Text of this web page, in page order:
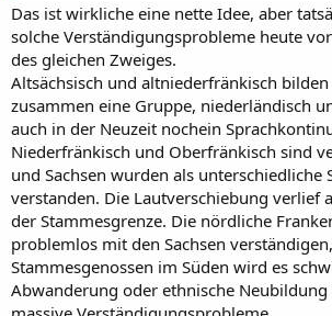
Das ist wirkliche eine nette Idee, aber
solche Verständigungsprobleme heute
des gleichen Zweiges.
Altsächsisch und altniederfränkisch
zusammen eine Gruppe, niederländisch
auch in der Neuzeit nochein
Niederfränkisch und Oberfränkisch sind
und Sachsen wurden als unterschiedliche
verstanden. Die Lautverschiebung verlief
der Stammesgrenze. Die nördliche
problemlos mit den Sachsen
Stammesgenossen im Süden wird es
Abwanderung oder ethnische Neubildung